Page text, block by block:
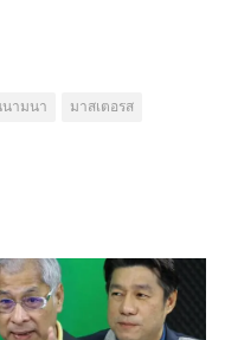
ามนา
มาสเตอรส